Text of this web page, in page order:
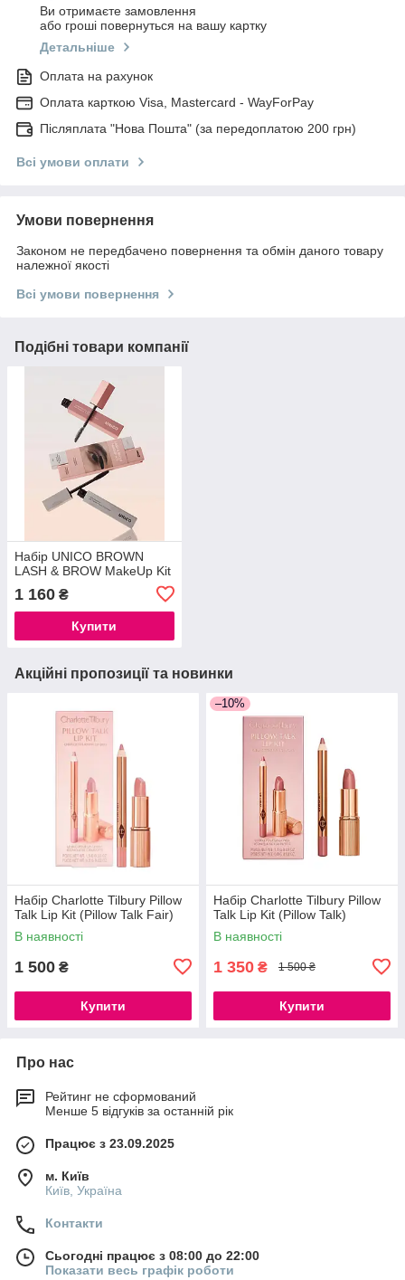
Ви отримаєте замовлення
або гроші повернуться на вашу картку
Детальніше
Оплата на рахунок
Оплата карткою Visa, Mastercard - WayForPay
Післяплата "Нова Пошта" (за передоплатою 200 грн)
Всі умови оплати
Умови повернення
Законом не передбачено повернення та обмін даного товару
належної якості
Всі умови повернення
Подібні товари компанії
Набір UNICO BROWN
LASH & BROW MakeUp Kit
1 160 ₴
Купити
Акційні пропозиції та новинки
Набір Charlotte Tilbury Pillow
Talk Lip Kit (Pillow Talk Fair)
В наявності
1 500 ₴
Купити
–10%
Набір Charlotte Tilbury Pillow
Talk Lip Kit (Pillow Talk)
В наявності
1 350 ₴ 1 500 ₴
Купити
Про нас
Рейтинг не сформований
Менше 5 відгуків за останній рік
Працює з 23.09.2025
м. Київ
Київ, Україна
Контакти
Сьогодні працює з 08:00 до 22:00
Показати весь графік роботи